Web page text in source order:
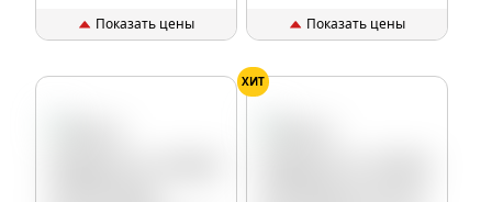
Показать цены Показать цены
ХИТ